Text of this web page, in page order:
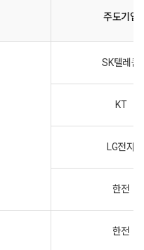
주도기업
SK텔레콤
KT
LG전자
한전
한전